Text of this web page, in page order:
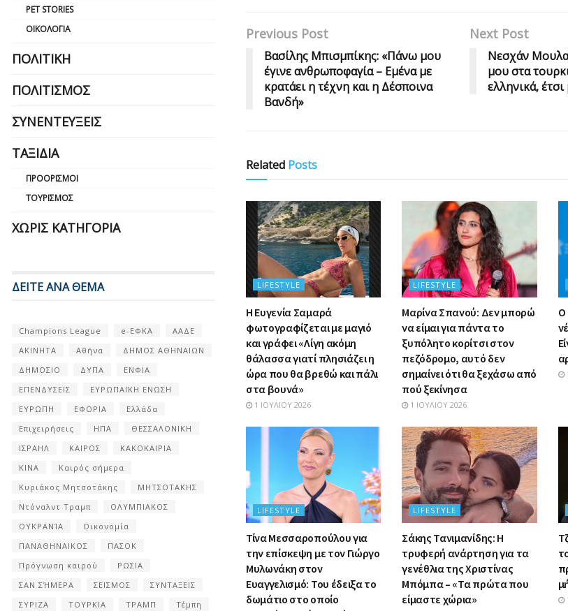
Previous Post
Βασίλης Μπισμπίκης: «Πάνω μου
έγινε ανθρωποφαγία – Εμένα με
κρατάει η τέχνη και η Δέσποινα
Βανδή»
Next Post
Νεσχάν
μου στα
ελληνικά,
Related Posts
LIFESTYLE
Η Ευγενία Σαμαρά
φωτογραφίζεται με μαγιό
και γράφει «Λίγη ακόμη
θάλασσα γιατί πλησιάζει η
ώρα που θα βρεθώ και πάλι
στα βουνά»
1 ΙΟΥΛΊΟΥ 2026
LIFESTYLE
Μαρίνα Σπανού: Δεν μπορώ
να είμαι για πάντα το
ξυπόλητο κορίτσι στον
πεζόδρομο, αυτό δεν
σημαίνει ότι θα ξεχάσω από
πού ξεκίνησα
1 ΙΟΥΛΊΟΥ 2026
Ο
LIFESTYLE
Τίνα Μεσσαροπούλου για
την επίσκεψη με τον Γιώργο
Μυλωνάκη στον
Ευαγγελισμό: Του έδειξα το
δωμάτιο στο οποίο
LIFESTYLE
Σάκης Τανιμανίδης: Η
τρυφερή ανάρτηση για τα
γενέθλια της Χριστίνας
Μπόμπα – «Τα πρώτα που
είμαστε χώρια»
PET STORIES
ΟΙΚΟΛΟΓΊΑ
ΠΟΛΙΤΙΚΉ
ΠΟΛΙΤΙΣΜΌΣ
ΣΥΝΕΝΤΕΎΞΕΙΣ
ΤΑΞΊΔΙΑ
ΠΡΟΟΡΙΣΜΟΊ
ΤΟΥΡΙΣΜΌΣ
ΧΩΡΊΣ ΚΑΤΗΓΟΡΊΑ
ΔΕΙΤΕ ΑΝΑ ΘΕΜΑ
Champions League e-ΕΦΚΑ
ΑΑΔΕ
ΑΚΙΝΗΤΑ
Αθήνα
ΔΗΜΟΣ ΑΘΗΝΑΙΩΝ
ΔΗΜΟΣΙΟ
ΔΥΠΑ
ΕΝΦΙΑ
ΕΠΕΝΔΥΣΕΙΣ
ΕΥΡΩΠΑΪΚΗ ΕΝΩΣΗ
ΕΥΡΩΠΗ
ΕΦΟΡΙΑ
Ελλάδα
Επιχειρήσεις
ΗΠΑ
ΘΕΣΣΑΛΟΝΙΚΗ
ΙΣΡΑΗΛ
ΚΑΙΡΟΣ
ΚΑΚΟΚΑΙΡΙΑ
ΚΙΝΑ
Καιρός σήμερα
Κυριάκος Μητσοτάκης
ΜΗΤΣΟΤΑΚΗΣ
Ντόναλντ Τραμπ
ΟΛΥΜΠΙΑΚΟΣ
ΟΥΚΡΑΝΊΑ
Οικονομία
ΠΑΝΑΘΗΝΑΙΚΟΣ
ΠΑΣΟΚ
Πρόγνωση καιρού
ΡΩΣΙΑ
ΣΑΝ ΣΉΜΕΡΑ
ΣΕΙΣΜΟΣ
ΣΥΝΤΑΞΕΙΣ
ΣΥΡΙΖΑ
ΤΟΥΡΚΙΑ ΤΡΑΜΠ
Τέμπη